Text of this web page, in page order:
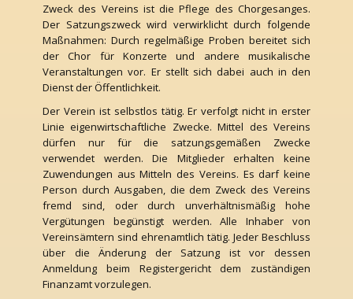
Zweck des Vereins ist die Pflege des Chorgesanges.
Der Satzungszweck wird verwirklicht durch folgende
Maßnahmen: Durch regelmäßige Proben bereitet sich
der Chor für Konzerte und andere musikalische
Veranstaltungen vor. Er stellt sich dabei auch in den
Dienst der Öffentlichkeit.
Der Verein ist selbstlos tätig. Er verfolgt nicht in erster
Linie eigenwirtschaftliche Zwecke. Mittel des Vereins
dürfen nur für die satzungsgemäßen Zwecke
verwendet werden. Die Mitglieder erhalten keine
Zuwendungen aus Mitteln des Vereins. Es darf keine
Person durch Ausgaben, die dem Zweck des Vereins
fremd sind, oder durch unverhältnismäßig hohe
Vergütungen begünstigt werden. Alle Inhaber von
Vereinsämtern sind ehrenamtlich tätig. Jeder Beschluss
über die Änderung der Satzung ist vor dessen
Anmeldung beim Registergericht dem zuständigen
Finanzamt vorzulegen.